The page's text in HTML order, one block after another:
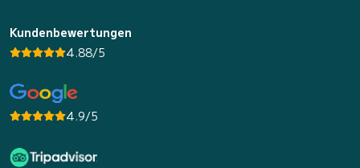
Kundenbewertungen
4.88/5
4.9/5